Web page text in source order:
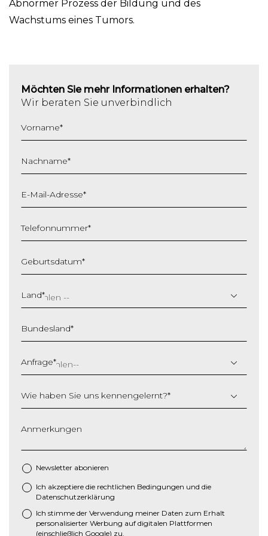
Abnormer Prozess der Bildung und des
Wachstums eines Tumors.
Möchten Sie mehr Informationen erhalten?
Wir beraten Sie unverbindlich
Vorname*
Nachname*
E-Mail-Adresse*
Telefonnummer*
Geburtsdatum*
T
S
h
ä
g
t
r
i
h
M
S
h
Land*
Bundesland*
Anfrage*
Wie haben Sie uns kennengelernt?*
Anmerkungen
Newsletter abonieren
* Ich akzeptiere die rechtlichen Bedingungen und die
Datenschutzerklärung
Ich stimme der Verwendung meiner Daten zum Erhalt
personalisierter Werbung auf digitalen Plattformen
(einschließlich Google) zu.